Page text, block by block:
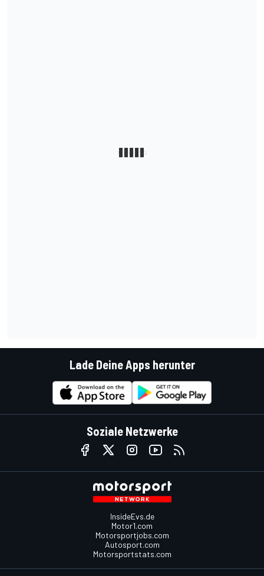
Lade Deine Apps herunter
Soziale Netzwerke
InsideEvs.de
Motor1.com
Motorsportjobs.com
Autosport.com
Motorsportstats.com